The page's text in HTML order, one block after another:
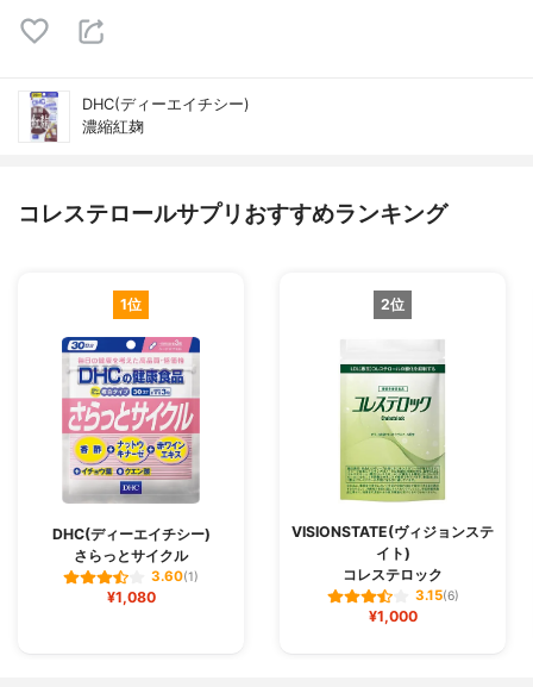
DHC(ディーエイチシー)
濃縮紅麹
コレステロールサプリおすすめランキング
1位
DHC(ディーエイチシー)
さらっとサイクル
3.60(1)
¥1,080
2位
VISIONSTATE(ヴィジョンステ
イト)
コレステロック
3.15(6)
¥1,000